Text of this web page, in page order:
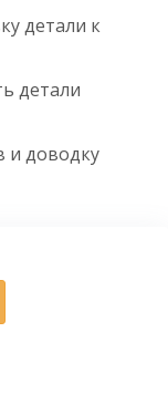
детали к
детали
и доводку